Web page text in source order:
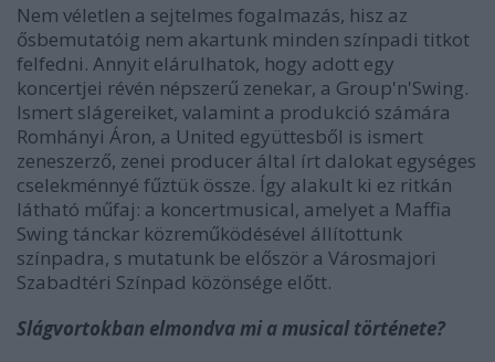
Nem véletlen a sejtelmes fogalmazás, hisz az
ősbemutatóig nem akartunk minden színpadi titkot
felfedni. Annyit elárulhatok, hogy adott egy
koncertjei révén népszerű zenekar, a Group'n'Swing.
Ismert slágereiket, valamint a produkció számára
Romhányi Áron, a United együttesből is ismert
zeneszerző, zenei producer által írt dalokat egységes
cselekménnyé fűztük össze. Így alakult ki ez ritkán
látható műfaj: a koncertmusical, amelyet a Maffia
Swing tánckar közreműködésével állítottunk
színpadra, s mutatunk be először a Városmajori
Szabadtéri Színpad közönsége előtt.
Slágvortokban elmondva mi a musical története?